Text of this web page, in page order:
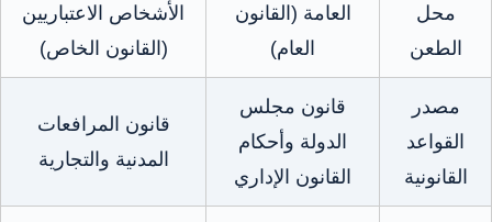
محل
الطعن
العامة (القانون
العام)
الأشخاص الاعتباريين
(القانون الخاص)
مصدر
القواعد
القانونية
قانون مجلس
الدولة وأحكام
القانون الإداري
قانون المرافعات
المدنية والتجارية